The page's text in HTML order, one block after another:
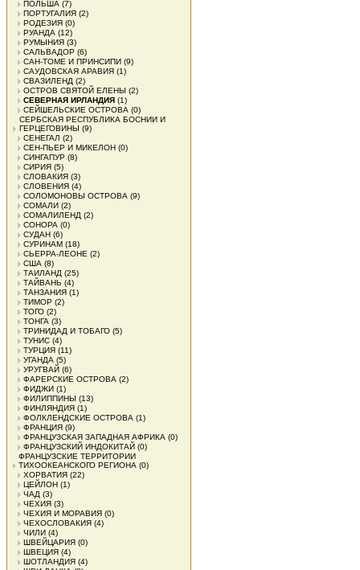
ПОЛЬША (7)
ПОРТУГАЛИЯ (2)
РОДЕЗИЯ (0)
РУАНДА (12)
РУМЫНИЯ (3)
САЛЬВАДОР (6)
САН-ТОМЕ И ПРИНСИПИ (9)
САУДОВСКАЯ АРАВИЯ (1)
СВАЗИЛЕНД (2)
ОСТРОВ СВЯТОЙ ЕЛЕНЫ (2)
СЕВЕРНАЯ ИРЛАНДИЯ (1)
СЕЙШЕЛЬСКИЕ ОСТРОВА (0)
СЕРБСКАЯ РЕСПУБЛИКА БОСНИИ И
ГЕРЦЕГОВИНЫ (9)
СЕНЕГАЛ (2)
СЕН-ПЬЕР И МИКЕЛОН (0)
СИНГАПУР (8)
СИРИЯ (5)
СЛОВАКИЯ (3)
СЛОВЕНИЯ (4)
СОЛОМОНОВЫ ОСТРОВА (9)
СОМАЛИ (2)
СОМАЛИЛЕНД (2)
СОНОРА (0)
СУДАН (6)
СУРИНАМ (18)
СЬЕРРА-ЛЕОНЕ (2)
США (8)
ТАИЛАНД (25)
ТАЙВАНЬ (4)
ТАНЗАНИЯ (1)
ТИМОР (2)
ТОГО (2)
ТОНГА (3)
ТРИНИДАД И ТОБАГО (5)
ТУНИС (4)
ТУРЦИЯ (11)
УГАНДА (5)
УРУГВАЙ (6)
ФАРЕРСКИЕ ОСТРОВА (2)
ФИДЖИ (1)
ФИЛИППИНЫ (13)
ФИНЛЯНДИЯ (1)
ФОЛКЛЕНДСКИЕ ОСТРОВА (1)
ФРАНЦИЯ (9)
ФРАНЦУЗСКАЯ ЗАПАДНАЯ АФРИКА (0)
ФРАНЦУЗСКИЙ ИНДОКИТАЙ (0)
ФРАНЦУЗСКИЕ ТЕРРИТОРИИ
ТИХООКЕАНСКОГО РЕГИОНА (0)
ХОРВАТИЯ (22)
ЦЕЙЛОН (1)
ЧАД (3)
ЧЕХИЯ (3)
ЧЕХИЯ И МОРАВИЯ (0)
ЧЕХОСЛОВАКИЯ (4)
ЧИЛИ (4)
ШВЕЙЦАРИЯ (0)
ШВЕЦИЯ (4)
ШОТЛАНДИЯ (4)